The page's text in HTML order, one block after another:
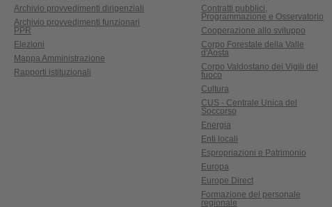
Archivio provvedimenti dirigenziali
Archivio provvedimenti funzionari
PPR
Elezioni
Mappa Amministrazione
Rapporti istituzionali
Contratti pubblici,
Programmazione e Osservatorio
Cooperazione allo sviluppo
Corpo Forestale della Valle
d'Aosta
Corpo Valdostano dei Vigili del
fuoco
Cultura
CUS - Centrale Unica del
Soccorso
Energia
Enti locali
Espropriazioni e Patrimonio
Europa
Europe Direct
Formazione del personale
regionale